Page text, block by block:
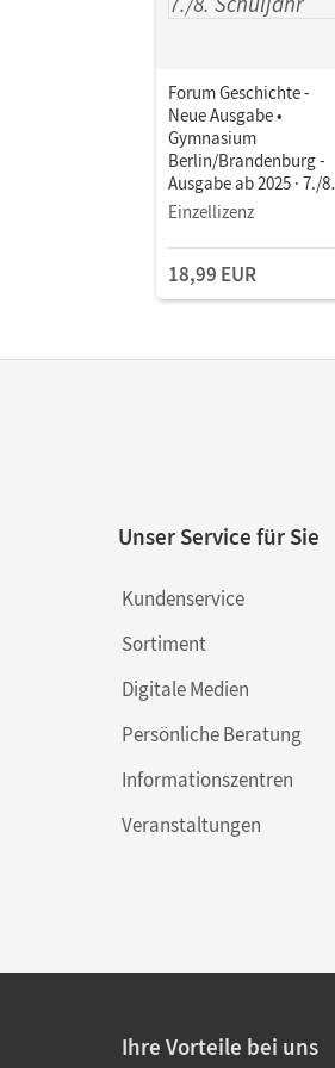
Forum Geschichte -
Neue Ausgabe •
Gymnasium
Berlin/Brandenburg -
Ausgabe ab 2025 · 7./8.
Schuljahr • Schulbuch
Medien
Einzellizenz
18,99 EUR
Unser Service für Sie
Kundenservice
Sortiment
Digitale Medien
Persönliche Beratung
Informationszentren
Veranstaltungen
Ihre Vorteile bei uns